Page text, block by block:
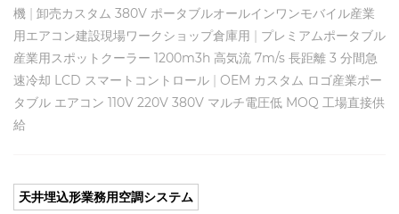
機 | 卸売カスタム 380V ポータブルオールインワンモバイル産業
用エアコン建設現場ワークショップ倉庫用 | プレミアムポータブル
産業用スポットクーラー 1200m3h 高気流 7m/s 長距離 3 分間急
速冷却 LCD スマートコントロール | OEM カスタム ロゴ産業ポー
タブル エアコン 110V 220V 380V マルチ電圧低 MOQ 工場直接供
給
天井埋込形業務用空調システム